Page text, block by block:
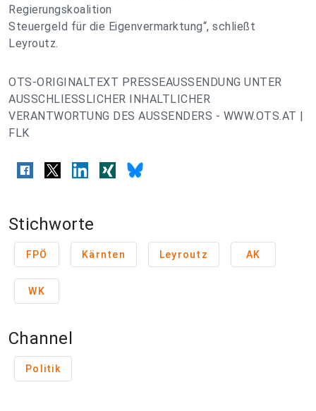
Regierungskoalition
Steuergeld für die Eigenvermarktung“, schließt
Leyroutz.
OTS-ORIGINALTEXT PRESSEAUSSENDUNG UNTER
AUSSCHLIESSLICHER INHALTLICHER
VERANTWORTUNG DES AUSSENDERS - WWW.OTS.AT |
FLK
Stichworte
FPÖ Kärnten Leyroutz AK
WK
Channel
Politik